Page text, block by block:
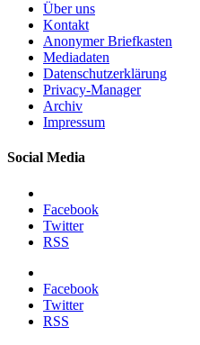
Über uns
Kontakt
Anonymer Briefkasten
Mediadaten
Datenschutzerklärung
Privacy-Manager
Archiv
Impressum
Social Media
Facebook
Twitter
RSS
Facebook
Twitter
RSS